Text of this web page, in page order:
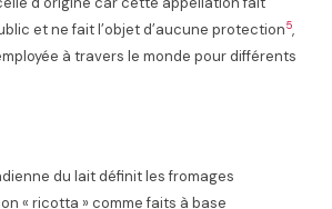
et ne fait l’objet d’aucune protection5,
à travers le monde pour différents
du lait définit les fromages
« ricotta » comme faits à base